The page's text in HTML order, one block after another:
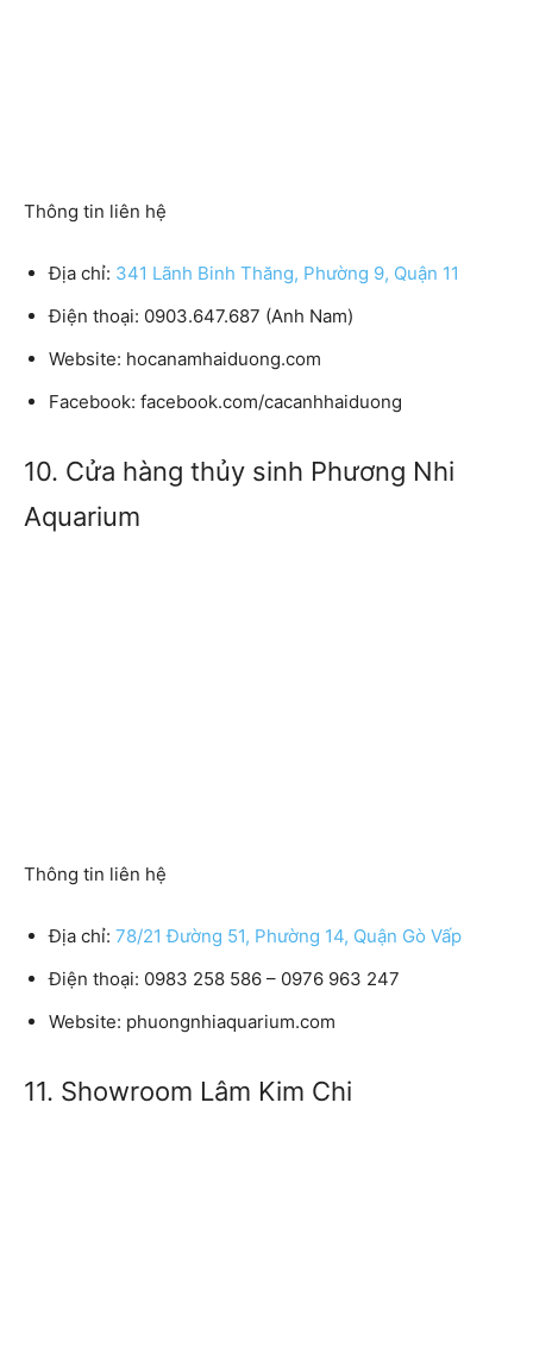
Thông tin liên hệ
Địa chỉ: 341 Lãnh Binh Thăng, Phường 9, Quận 11
Điện thoại: 0903.647.687 (Anh Nam)
Website: hocanamhaiduong.com
Facebook: facebook.com/cacanhhaiduong
10. Cửa hàng thủy sinh Phương Nhi
Aquarium
Thông tin liên hệ
Địa chỉ: 78/21 Đường 51, Phường 14, Quận Gò Vấp
Điện thoại: 0983 258 586 – 0976 963 247
Website: phuongnhiaquarium.com
11. Showroom Lâm Kim Chi